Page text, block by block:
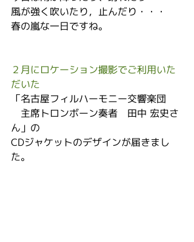
風が強く吹いたり，止んだり・・・
春の嵐な一日ですね。
２月にロケーション撮影でご利用いた
だいた
「名古屋フィルハーモニー交響楽団
主席トロンボーン奏者　田中 宏史さ
ん」の
CDジャケットのデザインが届きまし
た。